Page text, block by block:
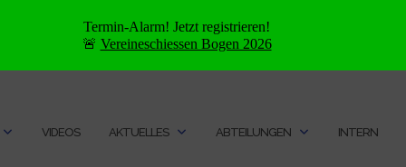
VIDEOS AKTUELLES ABTEILUNGEN INTERN
Termin-Alarm! Jetzt registrieren!
🚨 Vereineschiessen Bogen 2026